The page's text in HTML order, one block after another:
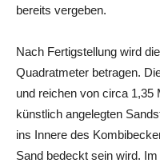
bereits vergeben.
Nach Fertigstellung wird
Quadratmeter betragen.
und reichen von circa 1,35
künstlich angelegten
ins Innere des
Sand bedeckt sein wird.